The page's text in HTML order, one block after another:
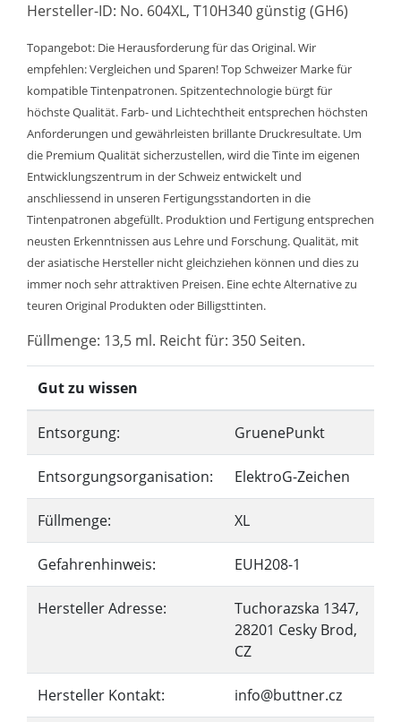
Hersteller-ID: No. 604XL, T10H340 günstig (GH6)
Topangebot: Die Herausforderung für das Original. Wir
empfehlen: Vergleichen und Sparen! Top Schweizer Marke für
kompatible Tintenpatronen. Spitzentechnologie bürgt für
höchste Qualität. Farb- und Lichtechtheit entsprechen höchsten
Anforderungen und gewährleisten brillante Druckresultate. Um
die Premium Qualität sicherzustellen, wird die Tinte im eigenen
Entwicklungszentrum in der Schweiz entwickelt und
anschliessend in unseren Fertigungsstandorten in die
Tintenpatronen abgefüllt. Produktion und Fertigung entsprechen
neusten Erkenntnissen aus Lehre und Forschung. Qualität, mit
der asiatische Hersteller nicht gleichziehen können und dies zu
immer noch sehr attraktiven Preisen. Eine echte Alternative zu
teuren Original Produkten oder Billigsttinten.
Füllmenge: 13,5 ml. Reicht für: 350 Seiten.
Gut zu wissen
Entsorgung: GruenePunkt
Entsorgungsorganisation: ElektroG-Zeichen
Füllmenge: XL
Gefahrenhinweis: EUH208-1
Hersteller Adresse:
Tuchorazska 1347,
28201 Cesky Brod,
CZ
Hersteller Kontakt: info@buttner.cz